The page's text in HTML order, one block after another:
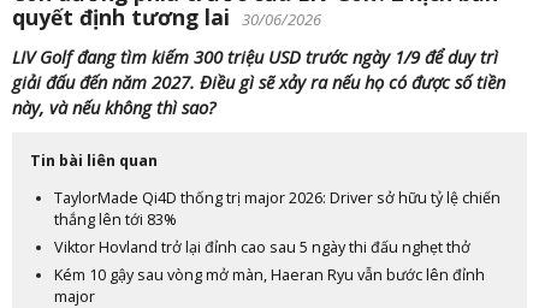
quyết định tương lai
30/06/2026
LIV Golf đang tìm kiếm 300 triệu USD trước ngày 1/9 để duy trì
giải đấu đến năm 2027. Điều gì sẽ xảy ra nếu họ có được số tiền
này, và nếu không thì sao?
Tin bài liên quan
TaylorMade Qi4D thống trị major 2026: Driver sở hữu tỷ lệ chiến
thắng lên tới 83%
Viktor Hovland trở lại đỉnh cao sau 5 ngày thi đấu nghẹt thở
Kém 10 gậy sau vòng mở màn, Haeran Ryu vẫn bước lên đỉnh
major